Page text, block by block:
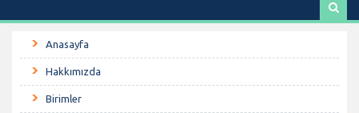
r
Anasayfa
Hakkımızda
Birimler